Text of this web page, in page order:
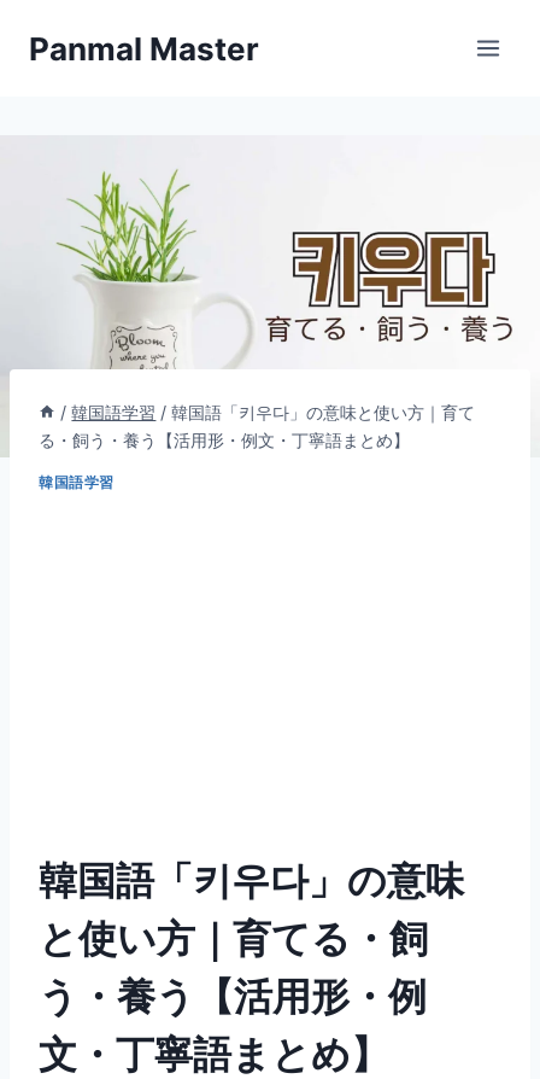
Panmal Master
/ 韓国語学習 / 韓国語「키우다」の意味と使い方｜育て
る・飼う・養う【活用形・例文・丁寧語まとめ】
韓国語学習
韓国語「키우다」の意味
と使い方｜育てる・飼
う・養う【活用形・例
文・丁寧語まとめ】